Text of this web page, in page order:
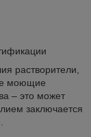
растворители,
моющие
– это может
заключается